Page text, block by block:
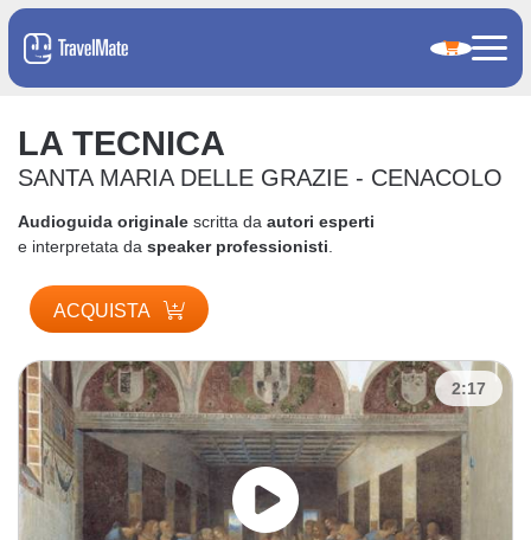
LA TECNICA
SANTA MARIA DELLE GRAZIE - CENACOLO
Audioguida originale scritta da autori esperti
e interpretata da speaker professionisti
ACQUISTA
2:17